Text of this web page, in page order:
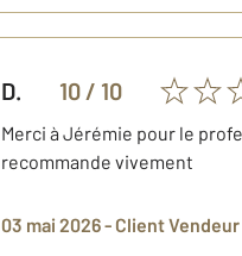
D. 10 / 10
Merci à Jérémie pour le
recommande vivement
03 mai 2026 - Client Vendeur